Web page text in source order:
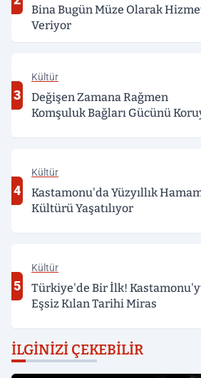
Bina Bugün Müze Olarak
Veriyor
3
Kültür
Değişen Zamana Rağmen
Komşuluk Bağları Gücünü
4
Kültür
Kastamonu'da Yüzyıllık
Kültürü Yaşatılıyor
5
Kültür
Türkiye'de Bir İlk!
Eşsiz Kılan Tarihi Miras
İLGINIZI ÇEKEBILIR